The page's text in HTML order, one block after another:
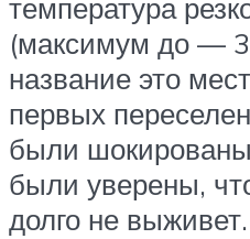
температура
(максимум до —
название это
первых
были шокированы
были уверены,
долго не выживет.